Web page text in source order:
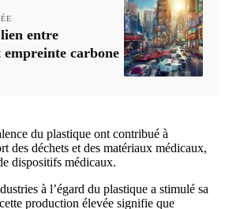
entre
empreinte carbone
du plastique ont contribué à
des déchets et des matériaux médicaux,
dispositifs médicaux.
à l’égard du plastique a stimulé sa
production élevée signifie que